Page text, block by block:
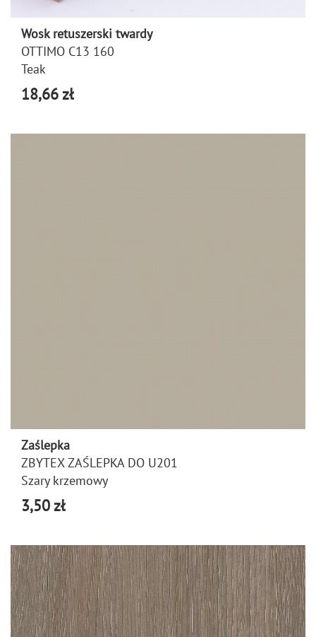
Wosk retuszerski twardy
OTTIMO C13 160
Teak
18,66 zł
Zaślepka
ZBYTEX ZAŚLEPKA DO U201
Szary krzemowy
3,50 zł